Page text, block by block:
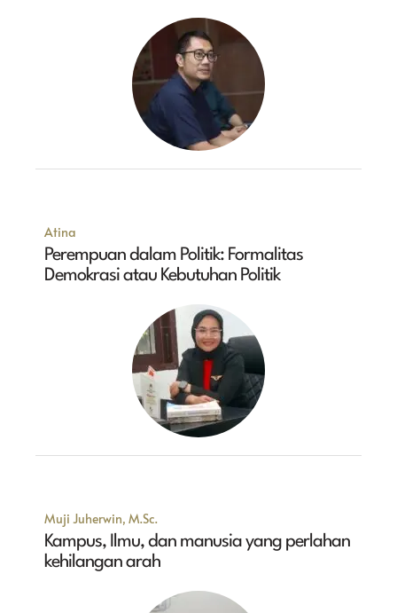
Atina
Perempuan dalam Politik: Formalitas
Demokrasi atau Kebutuhan Politik
Muji Juherwin, M.Sc.
Kampus, Ilmu, dan manusia yang perlahan
kehilangan arah